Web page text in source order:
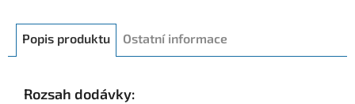
Popis produktu Ostatní informace
Rozsah dodávky: